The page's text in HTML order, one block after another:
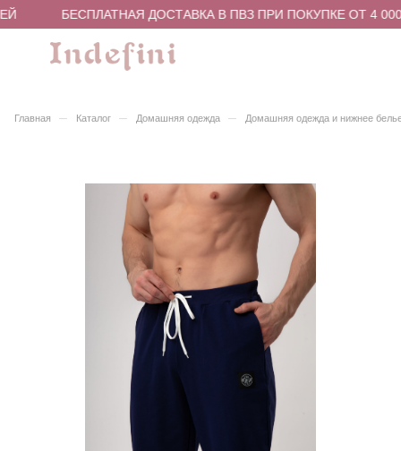
БЕСПЛАТНАЯ ДОСТАВКА В ПВЗ ПРИ ПОКУПКЕ ОТ 4 000
Главная – Каталог – Домашняя одежда – Домашняя одежда и нижнее